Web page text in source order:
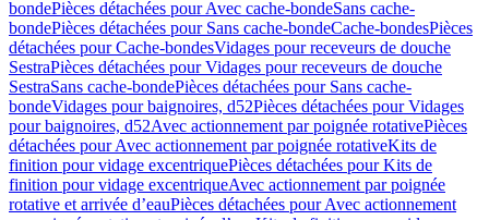
bondePièces détachées pour Avec cache-bondeSans cache-
bondePièces détachées pour Sans cache-bondeCache-bondesPièces
détachées pour Cache-bondesVidages pour receveurs de douche
SestraPièces détachées pour Vidages pour receveurs de douche
SestraSans cache-bondePièces détachées pour Sans cache-
bondeVidages pour baignoires, d52Pièces détachées pour Vidages
pour baignoires, d52Avec actionnement par poignée rotativePièces
détachées pour Avec actionnement par poignée rotativeKits de
finition pour vidage excentriquePièces détachées pour Kits de
finition pour vidage excentriqueAvec actionnement par poignée
rotative et arrivée d’eauPièces détachées pour Avec actionnement